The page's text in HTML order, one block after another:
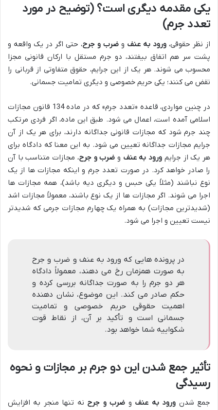
یکی مقدمه دیگری است؟ (توضیح در مورد
تعدد جرم)
از نظر حقوقی، ورود به عنف و ضرب و جرح، حتی اگر در یک واقعه و
پشت سر هم اتفاق بیفتند، دو جرم مستقل با ارکان قانونی مجزا
محسوب می شوند. هر یک از این جرایم، حقوق متفاوتی از قربانی را
نقض می کنند؛ یکی حریم خصوصی و دیگری تمامیت جسمانی.
در چنین مواردی، قاعده «تعدد جرم» که در ماده 134 قانون مجازات
اسلامی آمده است، اعمال می شود. طبق این ماده، اگر فردی مرتکب
چند جرم شود که مجازات قانونی جداگانه دارند، برای هر یک از آن
جرایم مجازات جداگانه تعیین می شود. به این معنا که دادگاه برای
هر یک از جرایم ورود به عنف و ضرب و جرح، مجازات متناسب با آن
را صادر خواهد کرد. در صورت تعدد جرم و اینکه مجازات ها از یک
نوع نباشند (مثلاً یکی حبس و دیگری دیه باشد)، همه مجازات ها
اجرا می شوند. اگر مجازات ها از یک نوع باشند، معمولاً مجازات اشد
(شدیدترین مجازات) به همراه یک چهارم مجازات جرمی که شدیدتر
نیست تعیین و اجرا می شود.
در پرونده هایی که ورود به عنف و ضرب و جرح
به صورت همزمان رخ می دهند، معمولاً دادگاه
هر دو جرم را به صورت جداگانه بررسی کرده و
حکم صادر می کند. این موضوع، نشان دهنده
اهمیت حقوقی حریم خصوصی و تمامیت
جسمانی است و تأکید بر آن، از نقاط قوت
شکواییه شما خواهد بود.
تأثیر جمع شدن این دو جرم بر مجازات و نحوه
رسیدگی
جمع شدن ورود به عنف و ضرب و جرح نه تنها منجر به افزایش